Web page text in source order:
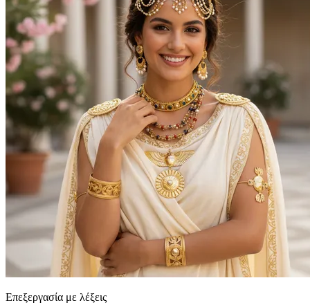
Επεξεργασία με λέξεις